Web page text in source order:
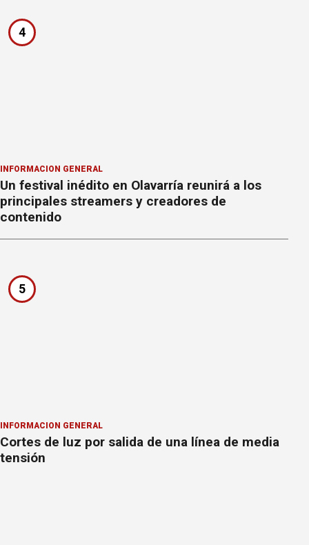
4
INFORMACION GENERAL
Un festival inédito en Olavarría reunirá a los
principales streamers y creadores de
contenido
5
INFORMACION GENERAL
Cortes de luz por salida de una línea de media
tensión